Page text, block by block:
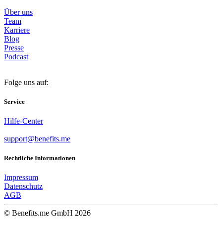
Über uns
Team
Karriere
Blog
Presse
Podcast
Folge uns auf:
Service
Hilfe-Center
support@benefits.me
Rechtliche Informationen
Impressum
Datenschutz
AGB
© Benefits.me GmbH 2026